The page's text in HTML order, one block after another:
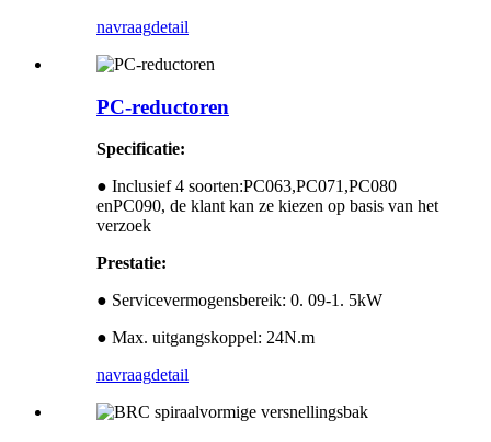
navraagdetail
PC-reductoren
Specificatie:
● Inclusief 4 soorten:PC063,PC071,PC080
enPC090, de klant kan ze kiezen op basis van het
verzoek
Prestatie:
● Servicevermogensbereik: 0. 09-1. 5kW
● Max. uitgangskoppel: 24N.m
navraagdetail